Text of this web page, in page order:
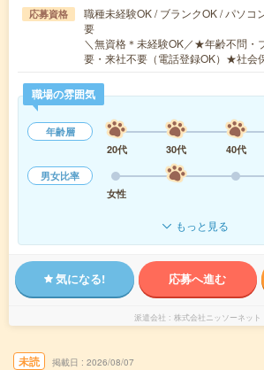
応募資格
職種未経験OK / ブランクOK / パソコ
要
＼無資格＊未経験OK／★年齢不問・
要・来社不要（電話登録OK）★社会
職場の雰囲気
年齢層
20代
30代 40代
男女比率
女性
もっと見る
気になる! 応募へ進む
派遣会社 株式会社ニッソーネット
未読 掲載日 2026/08/07